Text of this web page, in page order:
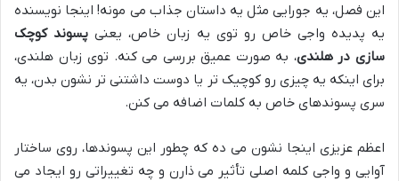
این فصل، یه جورایی مثل یه داستان جذاب می مونه! اینجا نویسنده
یه پدیده واجی خاص رو توی یه زبان خاص، یعنی پسوند کوچک
سازی در هلندی، به صورت عمیق بررسی می کنه. توی زبان هلندی،
برای اینکه یه چیزی رو کوچیک تر یا دوست داشتنی تر نشون بدن، یه
سری پسوندهای خاص به کلمات اضافه می کنن.
اعظم عزیزی اینجا نشون می ده که چطور این پسوندها، روی ساختار
آوایی و واجی کلمه اصلی تأثیر می ذارن و چه تغییراتی رو ایجاد می